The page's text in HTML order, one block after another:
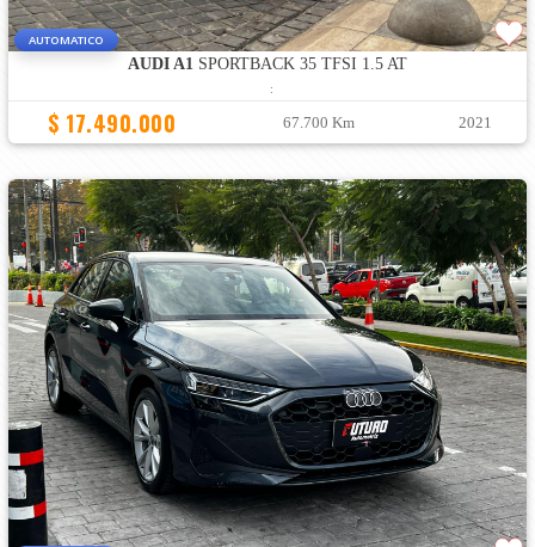
AUTOMATICO
AUDI A1SPORTBACK 35 TFSI 1.5 AT
:
$ 17.490.000 67.700 Km 2021